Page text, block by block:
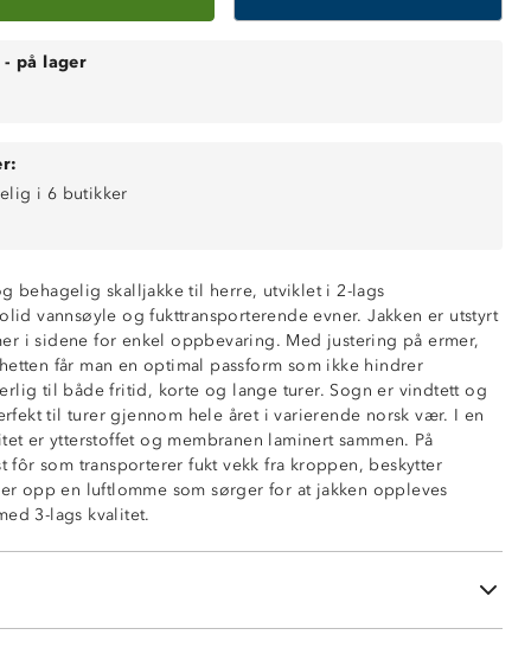
- på lager
i 6 butikker
behagelig skalljakke til herre, utviklet i 2-lags
vannsøyle og fukttransporterende evner. Jakken er utstyrt
i sidene for enkel oppbevaring. Med justering på ermer,
får man en optimal passform som ikke hindrer
til både fritid, korte og lange turer. Sogn er vindtett og
til turer gjennom hele året i varierende norsk vær. I en
er ytterstoffet og membranen laminert sammen. På
fôr som transporterer fukt vekk fra kroppen, beskytter
opp en luftlomme som sørger for at jakken oppleves
3-lags kvalitet.
(5 000 mm g/ m2/ 24t)
glidelås
på ermer
i sidene
rundt ansikt og bakhodet